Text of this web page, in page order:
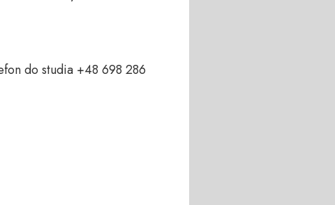
do studia +48 698 286